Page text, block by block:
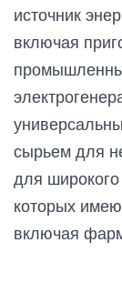
источник
включая
сырьем для
для широкого
которых
включая